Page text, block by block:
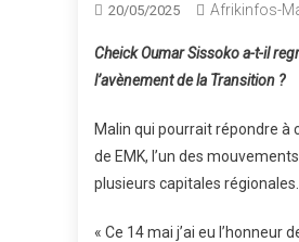
20/05/2025 Afrikinfos-
Cheick Oumar Sissoko a-t-il
l’avènement de la Transition ?
Malin qui pourrait répondre
de EMK, l’un des
plusieurs capitales régionales.
« Ce 14 mai j’ai eu